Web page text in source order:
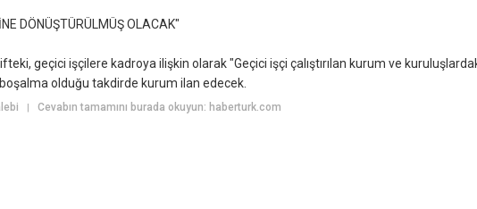
DÖNÜŞTÜRÜLMÜŞ OLACAK"
geçici işçilere kadroya ilişkin olarak "Geçici işçi çalıştırılan kurum ve
olduğu takdirde kurum ilan edecek.
Cevabın tamamını burada okuyun: haberturk.com